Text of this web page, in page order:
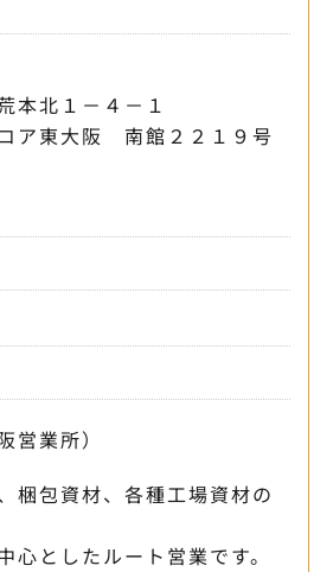
本北１－４－１
ア東大阪 南館２２１９号
営業所）
梱包資材、各種工場資材の
心としたルート営業です。